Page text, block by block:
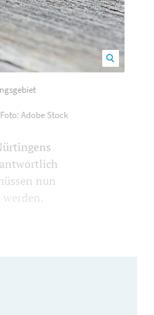
Foto: Adobe Stock
nun
werden.